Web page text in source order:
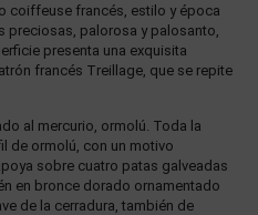
coiffeuse francés, estilo y época
preciosas, palorosa y palosanto,
presenta una exquisita
francés Treillage, que se repite
al mercurio, ormolú. Toda la
de ormolú, con un motivo
sobre cuatro patas galveadas
en bronce dorado ornamentado
de la cerradura, también de